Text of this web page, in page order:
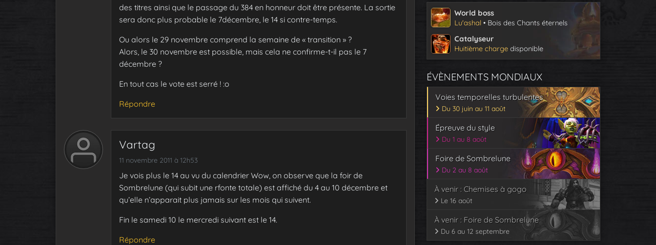
des titres ainsi que le passage du 384 en honneur doit être présente. La sortie
sera donc plus probable le 7décembre, le 14 si contre-temps.
Ou alors le 29 novembre comprend la semaine de « transition » ?
Alors, le 30 novembre est possible, mais cela ne confirme-t-il pas le 7
décembre ?
En tout cas le vote est serré ! :o
Répondre
Vartag
11 novembre 2011 à 12h53
Je vois plus le 14 au vu du calendrier Wow, on observe que la foir de
Sombrelune (qui subit une rfonte totale) est affiché du 4 au 10 décembre et
qu’elle n’apparait plus jamais sur les mois qui suivent.
Fin le samedi 10 le mercredi suivant est le 14.
Répondre
World boss
Lu'ashal • Bois des Chants éternels
Catalyseur
Huitième charge disponible
ÉVÈNEMENTS MONDIAUX
Voies temporelles turbulentes
Du 30 juin au 11 août
Épreuve du style
Du 1 au 8 août
Foire de Sombrelune
Du 2 au 8 août
À venir : Chemises à gogo
Le 16 août
À venir : Foire de Sombrelune
Du 6 au 12 septembre